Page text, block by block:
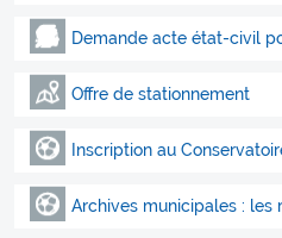
Demande acte état-civil
Offre de stationnement
Inscription au
Archives municipales : les